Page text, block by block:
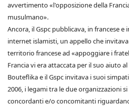
avvertimento «l'opposizione della
musulmano».
Ancora, il Gspc pubblicava, in francese
internet islamisti, un appello che
territorio francese ad «appoggiare i
Francia vi era attaccata per il suo aiuto
Bouteflika e il Gspc invitava i suoi
2006, i legami tra le due organizzazioni
concordanti e/o concomitanti